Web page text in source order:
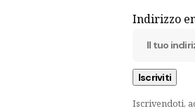
Indirizzo
Iscrivendoti,